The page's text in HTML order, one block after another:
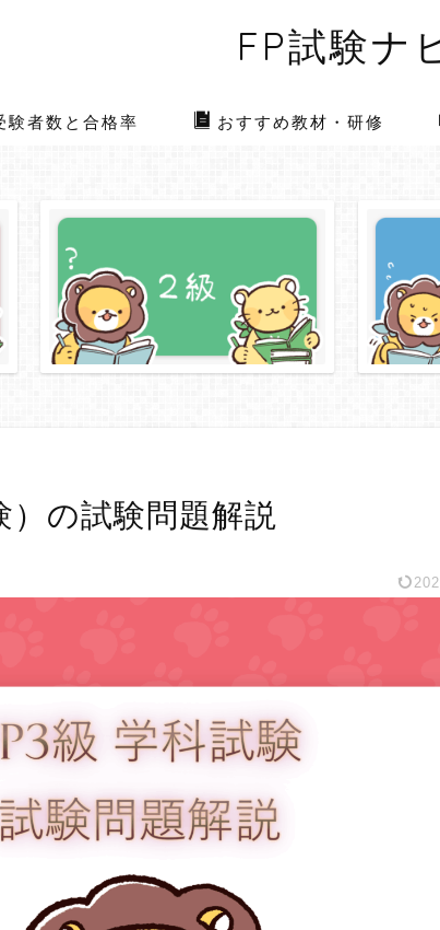
FP試験ナ
験者数と合格率 おすすめ教材・研修
）の試験問題解説